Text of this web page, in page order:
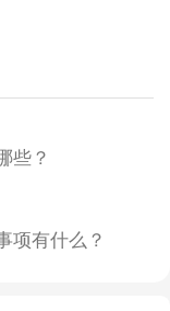
些？
项有什么？